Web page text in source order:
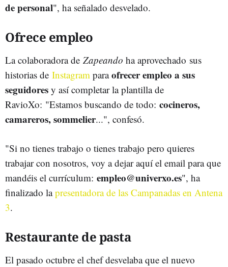
de personal", ha señalado desvelado.
Ofrece empleo
La colaboradora de Zapeando ha aprovechado sus
historias de Instagram paraofrecer empleo a sus
seguidores y así completar la plantilla de
RavioXo: "Estamos buscando de todo: cocineros,
camareros, sommelier...", confesó.
"Si no tienes trabajo o tienes trabajo pero quieres
trabajar con nosotros, voy a dejar aquí el email para que
mandéis el currículum: empleo@univerxo.es", ha
finalizado lapresentadora de las Campanadas en Antena
3.
Restaurante de pasta
El pasado octubre el chef desvelaba que el nuevo